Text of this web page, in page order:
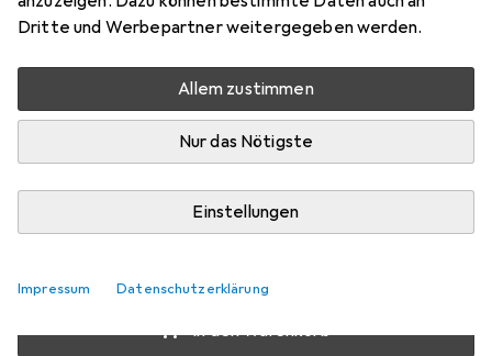
Dritte und Werbepartner weitergegeben werden.
Allem zustimmen
Nur das Nötigste
Einstellungen
Impressum Datenschutzerklärung
Zwischen Fr, 4.9. und Di, 15.9. geliefert
Benachrichtigen, wenn schneller verfügbar
In den Warenkorb